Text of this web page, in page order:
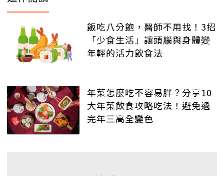
飯吃八分飽，醫師不用找！3招
「少食生活」讓頭腦與身體變
年輕的活力飲食法
年菜怎麼吃不容易胖？分享10
大年菜飲食攻略吃法！避免過
完年三高全變色